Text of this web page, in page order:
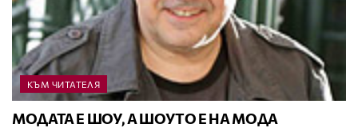
КЪМ ЧИТАТЕЛЯ
МОДАТА Е ШОУ, А ШОУТО Е НА МОДА